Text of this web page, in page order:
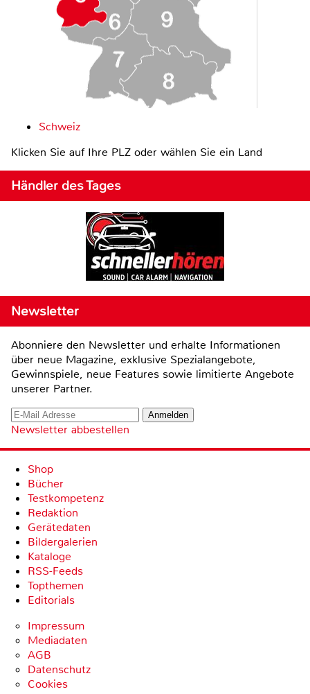
Schweiz
Klicken Sie auf Ihre PLZ oder wählen Sie ein Land
Händler des Tages
Newsletter
Abonniere den Newsletter und erhalte Informationen
über neue Magazine, exklusive Spezialangebote,
Gewinnspiele, neue Features sowie limitierte Angebote
unserer Partner.
Newsletter abbestellen
Shop
Bücher
Testkompetenz
Redaktion
Gerätedaten
Bildergalerien
Kataloge
RSS-Feeds
Topthemen
Editorials
Impressum
Mediadaten
AGB
Datenschutz
Cookies